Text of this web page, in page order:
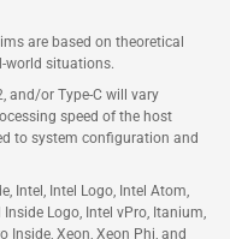
are based on theoretical
world situations.
and/or Type-C will vary
speed of the host
to system configuration and
Intel, Intel Logo, Intel Atom,
Inside Logo, Intel vPro, Itanium,
Inside, Xeon, Xeon Phi, and